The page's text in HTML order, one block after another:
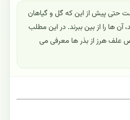
حتی پیش از این که گل و گیاهان
ها را از بین ببرند. در این مطلب
علف هرز از بذر ها معرفی می